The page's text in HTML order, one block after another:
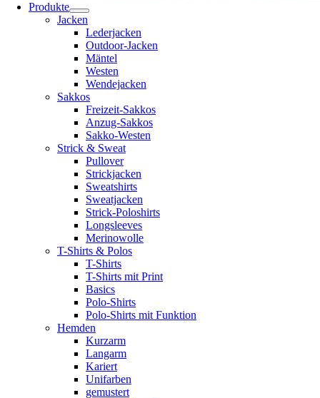
Produkte
Jacken
Lederjacken
Outdoor-Jacken
Mäntel
Westen
Wendejacken
Sakkos
Freizeit-Sakkos
Anzug-Sakkos
Sakko-Westen
Strick & Sweat
Pullover
Strickjacken
Sweatshirts
Sweatjacken
Strick-Poloshirts
Longsleeves
Merinowolle
T-Shirts & Polos
T-Shirts
T-Shirts mit Print
Basics
Polo-Shirts
Polo-Shirts mit Funktion
Hemden
Kurzarm
Langarm
Kariert
Unifarben
gemustert